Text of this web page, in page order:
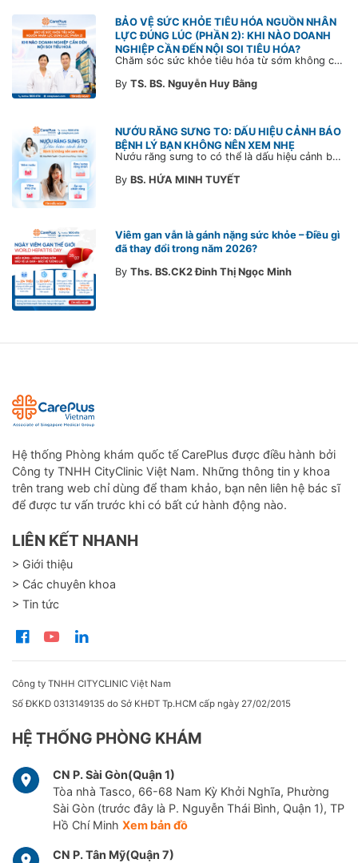
BẢO VỆ SỨC KHỎE TIÊU HÓA NGUỒN NHÂN
LỰC ĐÚNG LÚC (PHẦN 2): KHI NÀO DOANH
NGHIỆP CẦN ĐẾN NỘI SOI TIÊU HÓA?
Chăm sóc sức khỏe tiêu hóa từ sớm không chỉ giúp phát hiện bệnh kịp thời mà còn góp phần xây dựng đội ngũ khỏe mạnh, ổn định và gắn bó lâu dài. CarePlus sẵn sàng đồng hành cùng doanh nghiệp trong việc thiết kế chương trình chăm sóc sức khỏe phù hợp theo từng nhân sự, nhằm tối ưu hiệu quả đầu tư phúc lợi và phát triển nguồn nhân lực bền vững.
By TS. BS. Nguyễn Huy Bằng
NƯỚU RĂNG SƯNG TO: DẤU HIỆU CẢNH BÁO
BỆNH LÝ BẠN KHÔNG NÊN XEM NHẸ
Nướu răng sưng to có thể là dấu hiệu cảnh báo bệnh lý răng miệng. Cùng Bác sĩ CarePlus tìm hiểu nguyên nhân, triệu chứng và thời điểm cần đi khám bác sĩ trong bài viết dưới đây.
By BS. HỨA MINH TUYẾT
Viêm gan vẫn là gánh nặng sức khỏe – Điều gì
đã thay đổi trong năm 2026?
By Ths. BS.CK2 Đinh Thị Ngọc Minh
Hệ thống Phòng khám quốc tế CarePlus được điều hành bởi
Công ty TNHH CityClinic Việt Nam. Những thông tin y khoa
trên trang web chỉ dùng để tham khảo, bạn nên liên hệ bác sĩ
để được tư vấn trước khi có bất cứ hành động nào.
LIÊN KẾT NHANH
> Giới thiệu
> Các chuyên khoa
> Tin tức
Công ty TNHH CITYCLINIC Việt Nam
Số ĐKKD 0313149135 do Sở KHĐT Tp.HCM cấp ngày 27/02/2015
HỆ THỐNG PHÒNG KHÁM
CN P. Sài Gòn(Quận 1)
Tòa nhà Tasco, 66-68 Nam Kỳ Khởi Nghĩa, Phường
Sài Gòn (trước đây là P. Nguyễn Thái Bình, Quận 1), TP
Hồ Chí Minh Xem bản đồ
CN P. Tân Mỹ(Quận 7)